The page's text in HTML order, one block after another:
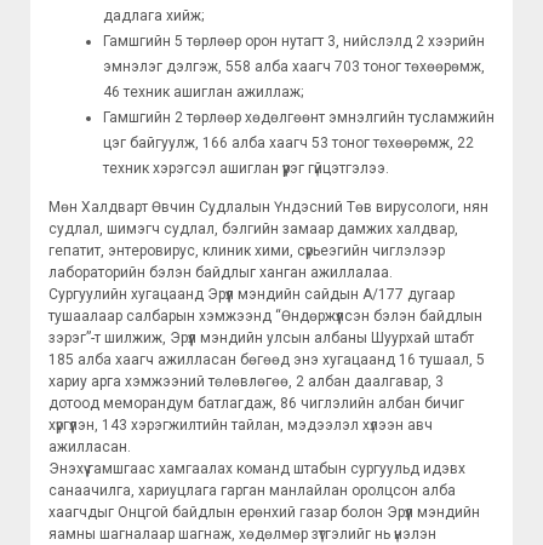
дадлага хийж;
Гамшгийн 5 төрлөөр орон нутагт 3, нийслэлд 2 хээрийн
эмнэлэг дэлгэж, 558 алба хаагч 703 тоног төхөөрөмж,
46 техник ашиглан ажиллаж;
Гамшгийн 2 төрлөөр хөдөлгөөнт эмнэлгийн тусламжийн
цэг байгуулж, 166 алба хаагч 53 тоног төхөөрөмж, 22
техник хэрэгсэл ашиглан үүрэг гүйцэтгэлээ.
Мөн Халдварт Өвчин Судлалын Үндэсний Төв вирусологи, нян
судлал, шимэгч судлал, бэлгийн замаар дамжих халдвар,
гепатит, энтеровирус, клиник хими, сүрьеэгийн чиглэлээр
лабораторийн бэлэн байдлыг ханган ажиллалаа.
Сургуулийн хугацаанд Эрүүл мэндийн сайдын А/177 дугаар
тушаалаар салбарын хэмжээнд “Өндөржүүлсэн бэлэн байдлын
зэрэг”-т шилжиж, Эрүүл мэндийн улсын албаны Шуурхай штабт
185 алба хаагч ажилласан бөгөөд энэ хугацаанд 16 тушаал, 5
хариу арга хэмжээний төлөвлөгөө, 2 албан даалгавар, 3
дотоод меморандум батлагдаж, 86 чиглэлийн албан бичиг
хүргүүлэн, 143 хэрэгжилтийн тайлан, мэдээлэл хүлээн авч
ажилласан.
Энэхүү гамшгаас хамгаалах команд штабын сургуульд идэвх
санаачилга, хариуцлага гарган манлайлан оролцсон алба
хаагчдыг Онцгой байдлын ерөнхий газар болон Эрүүл мэндийн
яамны шагналаар шагнаж, хөдөлмөр зүтгэлийг нь үнэлэн